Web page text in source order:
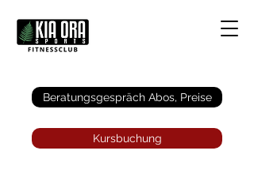
Beratungsgespräch Abos, Preise
Kursbuchung